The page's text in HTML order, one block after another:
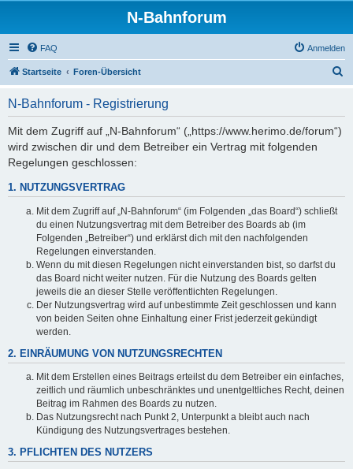
N-Bahnforum
FAQ Anmelden
Startseite Foren-Übersicht
N-Bahnforum - Registrierung
Mit dem Zugriff auf „N-Bahnforum“ („https://www.herimo.de/forum“)
wird zwischen dir und dem Betreiber ein Vertrag mit folgenden
Regelungen geschlossen:
1. NUTZUNGSVERTRAG
Mit dem Zugriff auf „N-Bahnforum“ (im Folgenden „das Board“) schließt
du einen Nutzungsvertrag mit dem Betreiber des Boards ab (im
Folgenden „Betreiber“) und erklärst dich mit den nachfolgenden
Regelungen einverstanden.
Wenn du mit diesen Regelungen nicht einverstanden bist, so darfst du
das Board nicht weiter nutzen. Für die Nutzung des Boards gelten
jeweils die an dieser Stelle veröffentlichten Regelungen.
Der Nutzungsvertrag wird auf unbestimmte Zeit geschlossen und kann
von beiden Seiten ohne Einhaltung einer Frist jederzeit gekündigt
werden.
2. EINRÄUMUNG VON NUTZUNGSRECHTEN
Mit dem Erstellen eines Beitrags erteilst du dem Betreiber ein einfaches,
zeitlich und räumlich unbeschränktes und unentgeltliches Recht, deinen
Beitrag im Rahmen des Boards zu nutzen.
Das Nutzungsrecht nach Punkt 2, Unterpunkt a bleibt auch nach
Kündigung des Nutzungsvertrages bestehen.
3. PFLICHTEN DES NUTZERS